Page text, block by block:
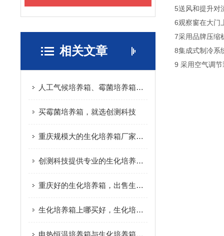
相关文章
人工气候培养箱、霉菌培养箱、光照培养箱如何区分
买霉菌培养箱，就选创测科技
重庆规模大的生化培养箱厂家推荐_具有价值的生化培养箱
创测科技提供专业的生化培养箱-生化培养箱价格如何
重庆好的生化培养箱，出售生化培养箱
生化培养箱上哪买好，生化培养箱价格范围
电热恒温培养箱与生化培养箱区别
5送风和提升对
6观察窗在大门
7采用品牌压缩
8集成式制冷系
9 采用空气调